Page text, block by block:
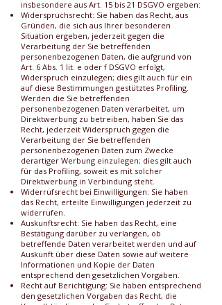
insbesondere aus Art. 15 bis 21 DSGVO ergeben:
Widerspruchsrecht: Sie haben das Recht, aus
Gründen, die sich aus Ihrer besonderen
Situation ergeben, jederzeit gegen die
Verarbeitung der Sie betreffenden
personenbezogenen Daten, die aufgrund von
Art. 6 Abs. 1 lit. e oder f DSGVO erfolgt,
Widerspruch einzulegen; dies gilt auch für ein
auf diese Bestimmungen gestütztes Profiling.
Werden die Sie betreffenden
personenbezogenen Daten verarbeitet, um
Direktwerbung zu betreiben, haben Sie das
Recht, jederzeit Widerspruch gegen die
Verarbeitung der Sie betreffenden
personenbezogenen Daten zum Zwecke
derartiger Werbung einzulegen; dies gilt auch
für das Profiling, soweit es mit solcher
Direktwerbung in Verbindung steht.
Widerrufsrecht bei Einwilligungen: Sie haben
das Recht, erteilte Einwilligungen jederzeit zu
widerrufen.
Auskunftsrecht: Sie haben das Recht, eine
Bestätigung darüber zu verlangen, ob
betreffende Daten verarbeitet werden und auf
Auskunft über diese Daten sowie auf weitere
Informationen und Kopie der Daten
entsprechend den gesetzlichen Vorgaben.
Recht auf Berichtigung: Sie haben entsprechend
den gesetzlichen Vorgaben das Recht, die